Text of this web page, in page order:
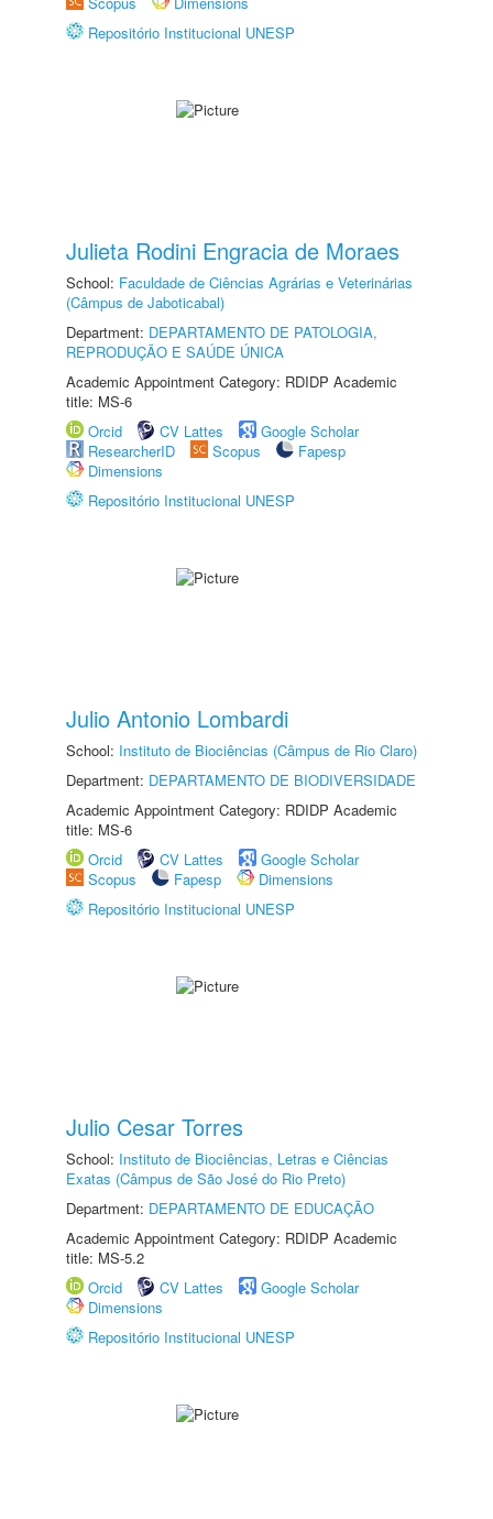
Repositório Institucional UNESP
Julieta Rodini Engracia de Moraes
School: Faculdade de Ciências Agrárias e Veterinárias
(Câmpus de Jaboticabal)
Department: DEPARTAMENTO DE PATOLOGIA,
REPRODUÇÃO E SAÚDE ÚNICA
Academic Appointment Category: RDIDP Academic
title: MS-6
Orcid
CV Lattes
Google Scholar
ResearcherID
Scopus
Fapesp
Dimensions
Repositório Institucional UNESP
Julio Antonio Lombardi
School: Instituto de Biociências (Câmpus de Rio Claro)
Department: DEPARTAMENTO DE BIODIVERSIDADE
Academic Appointment Category: RDIDP Academic
title: MS-6
Orcid
CV Lattes
Google Scholar
Scopus
Fapesp
Dimensions
Repositório Institucional UNESP
Julio Cesar Torres
School: Instituto de Biociências, Letras e Ciências
Exatas (Câmpus de São José do Rio Preto)
Department: DEPARTAMENTO DE EDUCAÇÃO
Academic Appointment Category: RDIDP Academic
title: MS-5.2
Orcid
CV Lattes
Google Scholar
Dimensions
Repositório Institucional UNESP